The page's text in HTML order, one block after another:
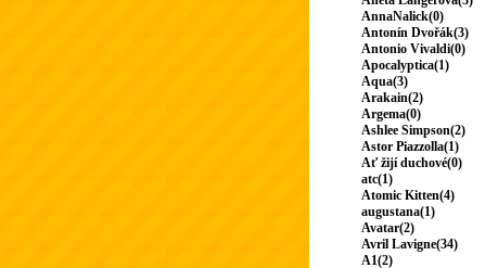
AnnaNalick(0)
Antonín Dvořák(3)
Antonio Vivaldi(0)
Apocalyptica(1)
Aqua(3)
Arakain(2)
Argema(0)
Ashlee Simpson(2)
Astor Piazzolla(1)
Ať žijí duchové(0)
atc(1)
Atomic Kitten(4)
augustana(1)
Avatar(2)
Avril Lavigne(34)
A1(2)